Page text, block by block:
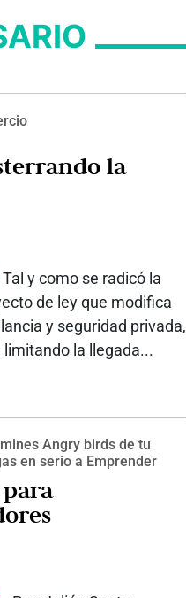
la
Tal y como se radicó la
de ley que modifica
y seguridad privada,
la llegada...
Angry birds de tu
en serio a Emprender